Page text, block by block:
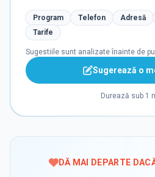
Program Telefon Adresă
Tarife
Sugestiile sunt analizate înainte de
Sugerează o
Durează sub 1
DĂ MAI DEPARTE